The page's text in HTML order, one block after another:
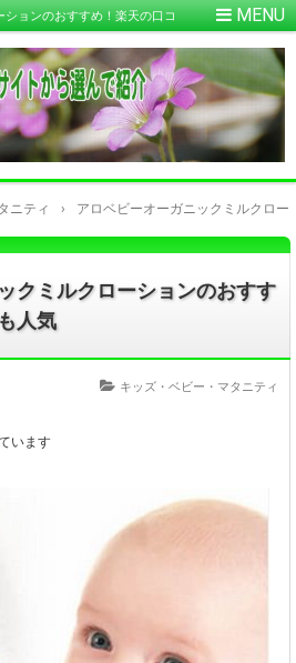
ョンのおすすめ！楽天の口コ
ニティ › アロベビーオーガニックミルクロ
クミルクローションのおすす
人気
キッズ・ベビー・マタニティ
います